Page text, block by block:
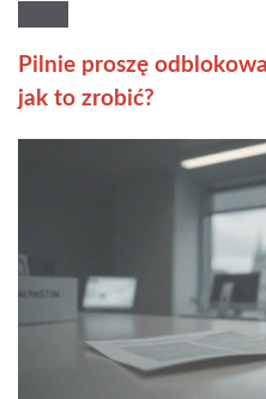
Pilnie proszę
jak to zrobić?